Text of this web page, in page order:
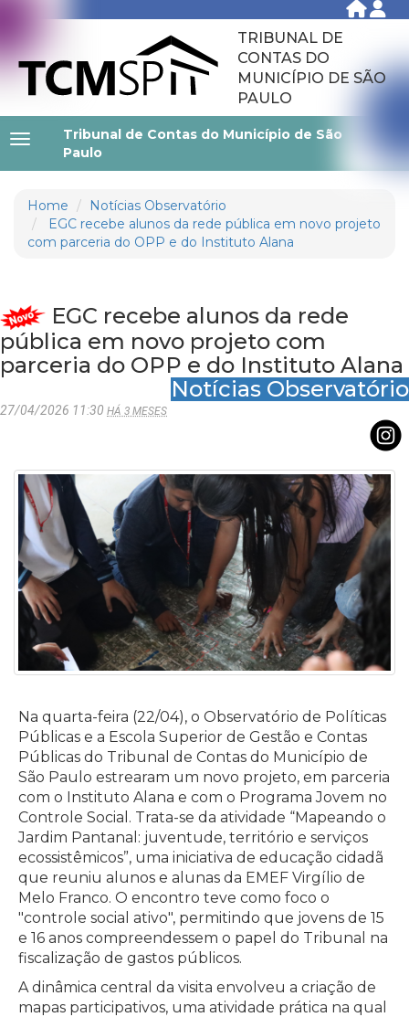
TRIBUNAL DE
CONTAS DO
MUNICÍPIO DE SÃO
PAULO
Tribunal de Contas do Município de São
Paulo
Home
Notícias Observatório
EGC recebe alunos da rede pública em novo projeto
com parceria do OPP e do Instituto Alana
EGC recebe alunos da rede
pública em novo projeto com
parceria do OPP e do Instituto Alana
Notícias Observatório
27/04/2026 11:30 HÁ 3 MESES
Na quarta-feira (22/04), o Observatório de Políticas
Públicas e a Escola Superior de Gestão e Contas
Públicas do Tribunal de Contas do Município de
São Paulo estrearam um novo projeto, em parceria
com o Instituto Alana e com o Programa Jovem no
Controle Social. Trata-se da atividade “Mapeando o
Jardim Pantanal: juventude, território e serviços
ecossistêmicos”, uma iniciativa de educação cidadã
que reuniu alunos e alunas da EMEF Virgílio de
Melo Franco. O encontro teve como foco o
"controle social ativo", permitindo que jovens de 15
e 16 anos compreendessem o papel do Tribunal na
fiscalização de gastos públicos.
A dinâmica central da visita envolveu a criação de
mapas participativos, uma atividade prática na qual